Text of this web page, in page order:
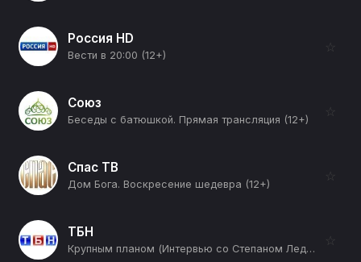
Россия HD
Вести в 20:00 (12+)
☆
Союз
Беседы с батюшкой. Прямая трансляция (12+)
☆
Спас ТВ
Дом Бога. Воскресение шедевра (12+)
☆
ТБН
Крупным планом (Интервью со Степаном Ледковым) (12+)
☆